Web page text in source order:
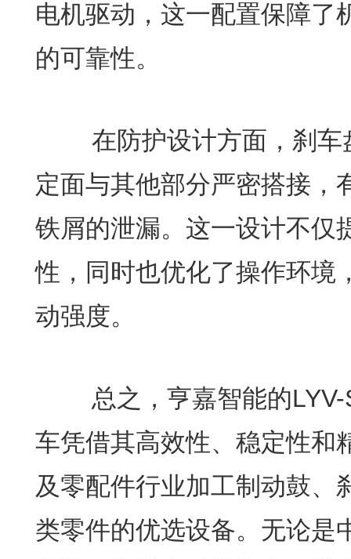
电机驱动，这一配置保障了
的可靠性。
在防护设计方面，刹车
定面与其他部分严密搭接，
铁屑的泄漏。这一设计不仅
性，同时也优化了操作环境
动强度。
总之，亨嘉智能的LYV-
车凭借其高效性、稳定性和
及零配件行业加工制动鼓、
类零件的优选设备。无论是